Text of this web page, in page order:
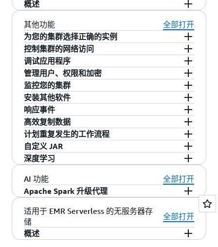
地磁盘加密。
例。
用程序优化过的 API。了解什么是 Flink，并详细
了解EMR 上的 Flink
TensorFlow是一种用于机器智能和深度学习应用
程序的开源符号数学库。TensorFlow 将多种机器
学习和深度学习模型和算法捆绑在一起，可以为
许多不同的使用案例训练和运行深度神经网络。
了解有关EMR 上的 TensorFlow
用户扩展。Amazon EMR 对 Hive 进行了无数的改
Amazon S3。例如，您可以使用 Amazon EMR 自
动从 Amazon S3 载入表分区，并向 Amazon S3
中的表写入数据，而无需使用临时文件；您也可
以访问 Amazon S3 中的资源，如适用于自定义
map/reduce 操作和其他库的脚本。了解
Hive，并详细了解
Presto是一款开源的分布式 SQL 查询引擎，针对
低延迟的临时数据分析进行了优化。它支持 ANSI
SQL 标准，包括复杂查询、聚合、连接和窗口函
数。Presto 可处理来自多个数据来源（包括
Hadoop 分布式文件系统 [HDFS] 和 Amazon S3）
的数据。了解什么是 Presto，并详细了解EMR 上
的 Presto
Apache Phoenix具备 ACID 事务处理功能，可以实
现对存储在 Apache HBase 中的数据的低延迟
SQL。您可以轻松创建二级索引以获取更多性能，
并针对同一底层 HBase 表创建不同的视图。了解
有关EMR 上的 Phoenix的更多信息。
中，因此可提供数据的快速查询。在连续写入操
删除等操作的效率很高。HBase 可与 Hadoop 无
缝配合，从而共享其文件系统并用作 Hadoop 工
作的直接输入和输出。HBase 还与 Apache Hive 集
成，支持对 HBase 表进行类似 SQL 的查询、与基
于 Hive 的表结合并支持 Java 数据库连接
（JDBC）。借助 EMR，您可以
HBase 的数据存储
，从而缩减成本并降低操作复
杂性。如果您使用 HDFS 作为数据存储，则可以
将 HBase 备份至 S3，或者从以前创建的备份恢复
HBase。了解什么是 HBase
EMR 上
的 HBase。
Hue是面向 Hadoop 的开源用户界面，可以让您
更轻松地运行和开发 Hive 查询、管理 HDFS 中的
文件、运行和开发 Pig 脚本以及管理表。EMR 上
的 Hue 还与 Amazon S3 进行了集成，因此您可以
直接对 S3 进行查询，并在 HDFS 和 Amazon S3
之间轻松地传输文件。了解有关Hue 和 EMR的更
多信息。
Jupyter Notebook是一种开源 Web 应用程序，可
用于创建和共享包含实时代码、方程式、可视化
效果和叙述文本的文档。借助 JupyterHub，您可
以托管单用户 Jupyter Notebook 服务器的多个实
例。使用JupyterHub
创建 EMR 集群时，EMR 会
在集群的主节点上创建 Docker 容器。
Sparkmagic都在容器中运行。
Apache Zeppelin
是一种开源 GUI，可创建交互式
和协作式笔记本，以便使用 Spark 进行数据浏
览。您可以使用 Scala、Python、SQL（使用
Spark SQL）或 HiveQL 操作数据并快速可视化结
序添加无服务器工作流程自动化功能。工作流程
函数中、在 Amazon Elastic Compute Cloud (EC2)
上或本地。了解有关 EMR 上的 Step Functions 的
更多信息。
数据库连接器）、HCatalog（表和存储管理）
存储库，该存储库可以用于安装其他软件，配置
集群，或者作为编写您自己的引导操作的示例。
其他 AWS 服务时使用
。对于多
用户对 Amazon S3 数据的访问。
与 AWS Lake Formation 的集成允许您定义和管理
AWS Lake Formation中的精细授权策略，以访问
AWS Glue Data Catalog 中的数据库、表和列。您
可以对通过Amazon EMR Notebooks和Apache
Zeppelin提交的用于交互式 EMR Spark 工作负载
的作业实施授权策略，并将审核事件发送到AWS
CloudTrail。通过启用此集成，您还可以从与安全
断言标记语言（SAML）2.0 兼容的企业身份验证
系统中启用到 EMR Notebooks 或 Apache
Zeppelin 的联合单点登录。
现有的 Apache Ranger 服务器，以定义和管理精
细授权策略，从而使用户可以通过 Hive Metastore
访问 Amazon S3 数据的数据库、表和
列。 Apache Ranger是一个开源工具，用于在
Hadoop 平台上启用、监视和管理全面的数据安
全。
概述
AWS Outposts
是一项完全托管式服务，可将
AWS 基础设施、AWS 服务、API 和工具扩展到几
乎任何数据中心、共处空间或本地设施，以实现
真正一致的混合体验。
Amazon EMR让您可以通过用于 EMR 的同一
AWS 管理控制台、软件开发工具包（SDK）和命
令行界面（CLI）在您的数据中心中部署与管理
EMR 集群。
其他功能
全部打开
为您的集群选择正确的实例
您可以根据应用程序的要求，选择要在集群中预
置的 EC2 实例类型（标准型、内存增强型、CPU
增强型、高 I/O 型等）。您拥有每个实例的根访
问权限，可完全自定义集群，以适合您的要
求。了解有关支持的 Amazon EC2 实例类型的更
多信息。对于基于 Graviton2 的实例上的 Spark 工
作负载，Amazon EMR 现在可实现高达 30% 的成
本降幅和 15% 的性能增幅。通过我们的博客了解
更多信息。
控制集群的网络访问
您可以在 Amazon Virtual Private Cloud（VPC）
中启动集群，这是 AWS 云的逻辑隔离部分。您可
以完全掌控您的虚拟联网环境，包括选择自己的
IP 地址范围、创建子网以及配置路由表和网络网
关。了解有关 Amazon EMR 和 Amazon VPC 的更
多信息。
调试应用程序
在集群上启用调试时，Amazon EMR 会将日志文
件存档到 Amazon S3，然后制作这些文件的索
引。随后，您可以使用控制台中的图形界面直观
地浏览日志并查看任务历史记录。了解有关调试
Amazon EMR 任务的更多信息。
管理用户、权限和加密
您可以使用 AWSIdentity and Access
Management（IAM）工具（例如 IAM 用户和角
色）来控制访问和权限。例如，您可以为某些用
户提供集群的读取权限，但不提供写入权限。另
外，您还可以使用Amazon EMR 安全配置设置各
种静态加密和正在传输的加密选项，其中包括
Amazon S3 加密支持和Kerberos 身份验证。了
解有关集群的访问控制
Amazon EMR 加密选项
的更多信息。
监控您的集群
您可以使用 Amazon CloudWatch 监控自定义的
Amazon EMR 指标，如制作运行的 map 和 reduce
任务的平均数量。您还可以在这些指标上设置警
报。了解有关监控 Amazon EMR 集群的更多信
息。
安装其他软件
您可以使用引导操作或运行 Amazon Linux 的自定
义亚马逊机器映像（AMI）在您的集群上安装其他
软件。引导操作指的是 Amazon EMR 启动集群时
在集群节点上运行的脚本。它们在 Hadoop 启动
和节点开始处理数据之前运行。此外，您还可以
预加载和使用自定义 Amazon Linux AMI 上的软
件。了解有关 Amazon EMR 引导操作和自定义
Amazon Linux AMI的更多信息。
响应事件
您可以使用Amazon CloudWatch Events中的
Amazon EMR 事件类型来响应 Amazon EMR 集群
中的状态更改。通过使用可以快速设置的简单规
则，您可以匹配各种事件并将其发送到 Amazon
SNS 主题、AWS Lambda 函数和 Amazon SQS 队
列等不同目标位置。了解有关 Amazon EMR 集群
事件的更多信息。
高效复制数据
您可以迅速地将大量数据从 Amazon S3 移到
HDFS，从 HDFS 移到 Amazon S3，并使用
Amazon EMR 的 S3DistCp 在 Amazon S3 存储桶
之间进行移动。S3DistCp 是开放源工具 Distcp 的
扩展应用，它可使用 MapReduce 高效移动大量数
据。了解有关 S3DistCp 的更多信息。
计划重复发生的工作流程
您可以使用 AWS Data Pipeline 计划各种重复发
生、涉及 Amazon EMR 的工作流程。AWS Data
Pipeline 是一种 Web 服务，帮助您可靠地处理数
据并以指定的间隔在不同 AWS 计算与存储服务以
及内部数据来源之间移动数据。了解有关
Amazon EMR 和 AWS Data Pipeline 的更多信息。
自定义 JAR
写入 Java 程序、针对您希望使用的 Hadoop 版本
进行编译并上载到 Amazon S3。然后，您就可以
使用 Hadoop JobClient 界面将 Hadoop 任务提交
到集群。了解有关使用 Amazon EMR 自定义 JAR
处理的更多信息。
深度学习
使用 Apache MXNet 等常见的深度学习框架来定
义、训练和部署深度神经网络。您可以在具有
架。了解有关 Amazon EMR 上的 MXNet 的更多
信息。
AI 功能
全部打开
Apache Spark 升级代理
Spark 升级代理通过自动化代码分析与转换，将通
常需耗时数月的复杂升级流程转换为只需几周即
可完成的项目。在 Spark 升级期间，各组织往往
适用于 EMR Serverless 的无服务器存
储
全部打开
概述